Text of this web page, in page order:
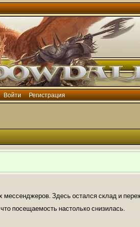
Войти Регистрация
Здесь остался склад и
посещаемость настолько снизилась.